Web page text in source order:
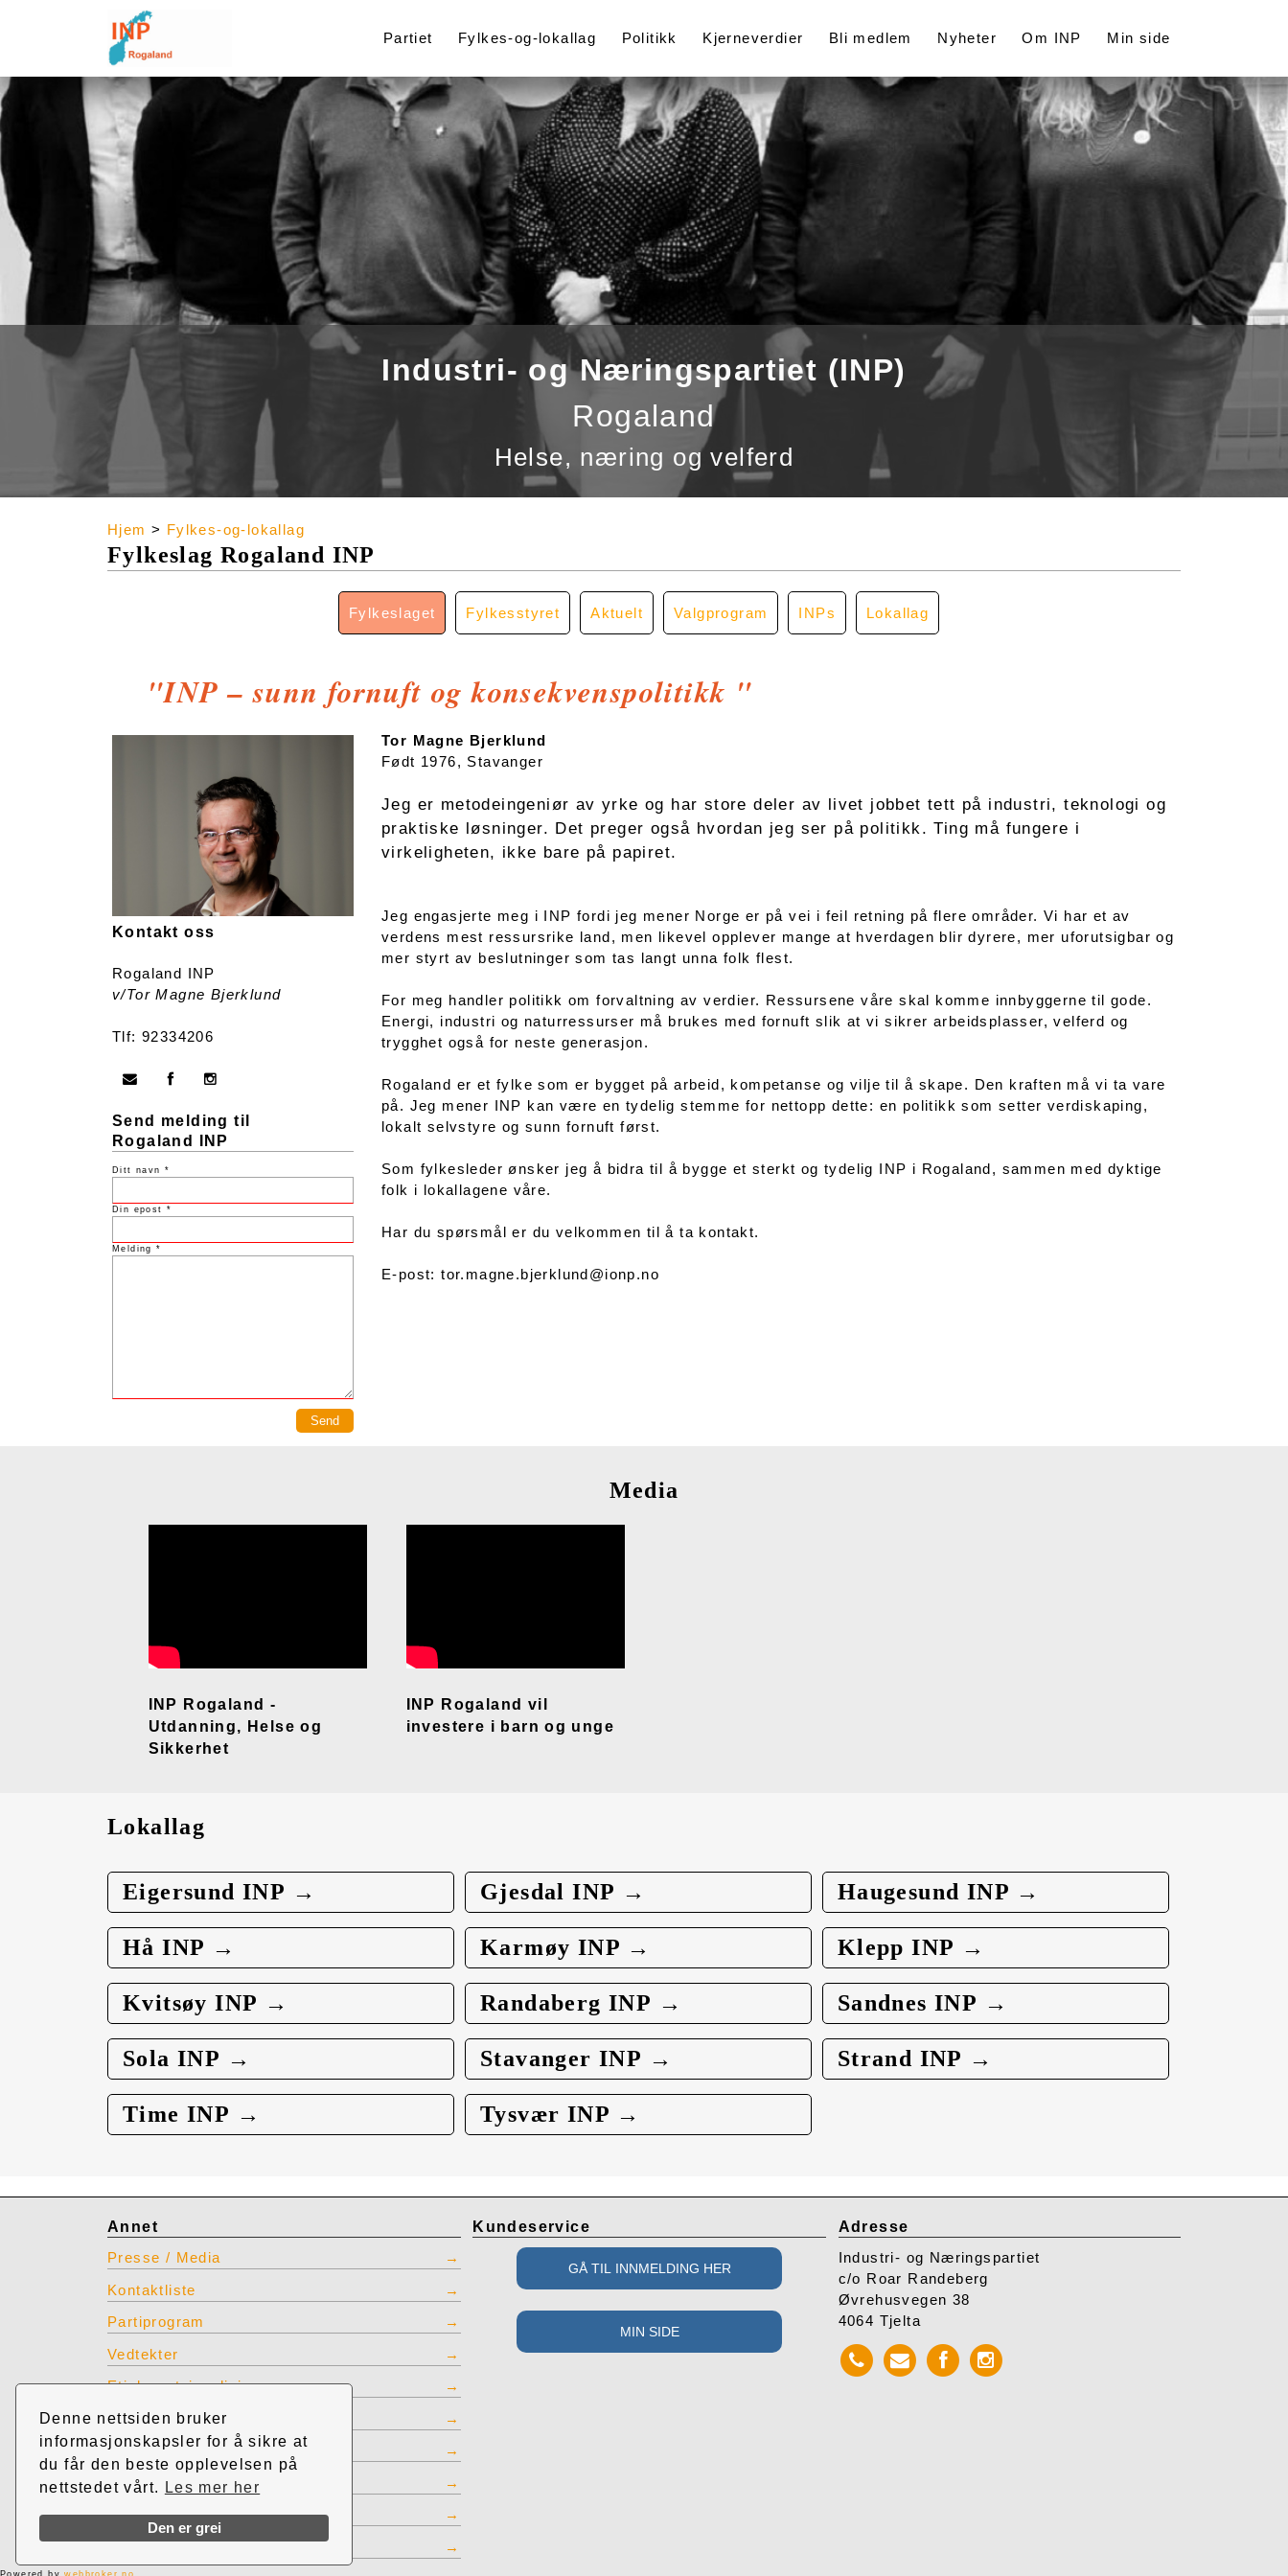
Denne nettsiden bruker
informasjonskapsler for å sikre at
du får den beste opplevelsen på
nettstedet vårt.
Les mer her
Den er grei
Partiet Fylkes-og-lokallag Politikk Kjerneverdier Bli medlem Nyheter Om INP Min side
Industri- og Næringspartiet (INP)
Rogaland
Helse, næring og velferd
Hjem > Fylkes-og-lokallag
Fylkeslag Rogaland INP
Fylkeslaget Fylkesstyret Aktuelt Valgprogram INPs Lokallag
"INP – sunn fornuft og konsekvenspolitikk "
Tor Magne Bjerklund
Født 1976, Stavanger
Jeg er metodeingeniør av yrke og har store deler av livet jobbet tett på industri, teknologi og
praktiske løsninger. Det preger også hvordan jeg ser på politikk. Ting må fungere i
virkeligheten, ikke bare på papiret.
Jeg engasjerte meg i INP fordi jeg mener Norge er på vei i feil retning på flere områder. Vi har et av
verdens mest ressursrike land, men likevel opplever mange at hverdagen blir dyrere, mer uforutsigbar og
mer styrt av beslutninger som tas langt unna folk flest.
For meg handler politikk om forvaltning av verdier. Ressursene våre skal komme innbyggerne til gode.
Energi, industri og naturressurser må brukes med fornuft slik at vi sikrer arbeidsplasser, velferd og
trygghet også for neste generasjon.
Rogaland er et fylke som er bygget på arbeid, kompetanse og vilje til å skape. Den kraften må vi ta vare
på. Jeg mener INP kan være en tydelig stemme for nettopp dette: en politikk som setter verdiskaping,
lokalt selvstyre og sunn fornuft først.
Som fylkesleder ønsker jeg å bidra til å bygge et sterkt og tydelig INP i Rogaland, sammen med dyktige
folk i lokallagene våre.
Har du spørsmål er du velkommen til å ta kontakt.
E-post: tor.magne.bjerklund@ionp.no
Kontakt oss
Rogaland INP
v/Tor Magne Bjerklund
Tlf: 92334206
Send melding til
Rogaland INP
Ditt navn *
Din epost *
Melding *
Media
INP Rogaland -
Utdanning, Helse og
Sikkerhet
INP Rogaland vil
investere i barn og unge
Lokallag
Eigersund INP → Gjesdal INP → Haugesund INP →
Hå INP → Karmøy INP → Klepp INP →
Kvitsøy INP → Randaberg INP → Sandnes INP →
Sola INP → Stavanger INP → Strand INP →
Time INP → Tysvær INP →
Annet
Presse / Media
Kontaktliste
Partiprogram
Vedtekter
Etiske retningslinjer
INP produkter for bestilling
Restlager INP effekter
Vis tidligere nettsted INP
TIllitsverv INP
Kundeservice Adresse
Industri- og Næringspartiet
c/o Roar Randeberg
Øvrehusvegen 38
4064 Tjelta
Call
INP
Send
mail
Facebook
INP